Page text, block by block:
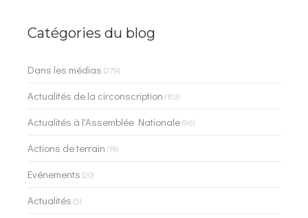
Catégories du blog
Dans les médias (279)
Actualités de la circonscription (103)
Actualités à l'Assemblée Nationale(96)
Actions de terrain (19)
Evénements (20)
Actualités (5)